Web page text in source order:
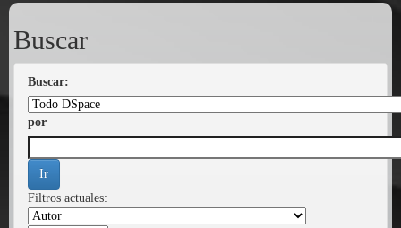
Buscar
Buscar:
por
Filtros actuales: